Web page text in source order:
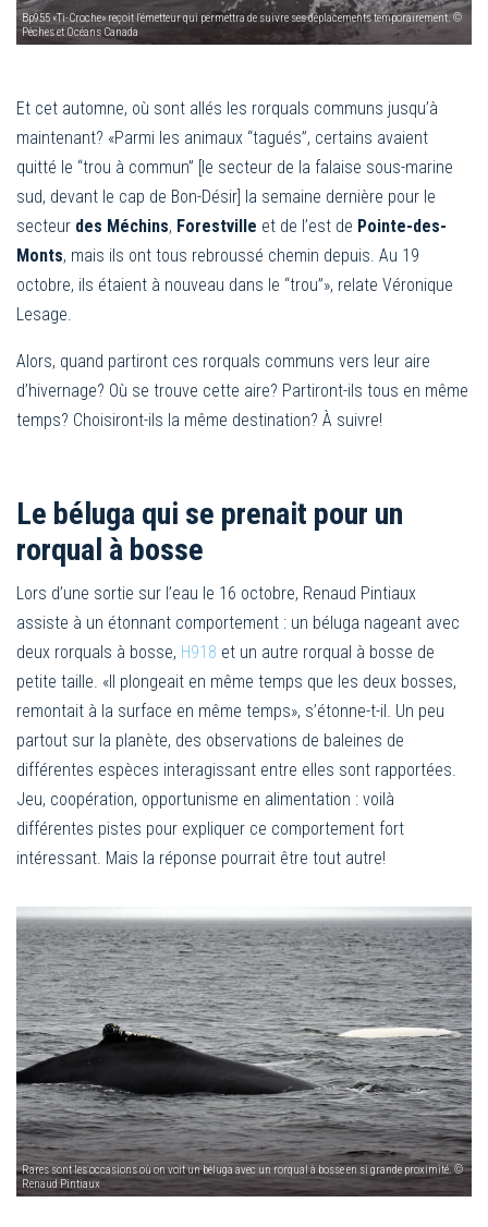
Bp955 «Ti-Croche» reçoit l'émetteur qui permettra de suivre ses déplacements temporairement. ©
Pêches et Océans Canada
Et cet automne, où sont allés les rorquals communs jusqu’à
maintenant? «Parmi les animaux “tagués”, certains avaient
quitté le “trou à commun” [le secteur de la falaise sous-marine
sud, devant le cap de Bon-Désir] la semaine dernière pour le
secteur des Méchins, Forestville et de l’est de Pointe-des-
Monts, mais ils ont tous rebroussé chemin depuis. Au 19
octobre, ils étaient à nouveau dans le “trou”», relate Véronique
Lesage.
Alors, quand partiront ces rorquals communs vers leur aire
d’hivernage? Où se trouve cette aire? Partiront-ils tous en même
temps? Choisiront-ils la même destination? À suivre!
Le béluga qui se prenait pour un
rorqual à bosse
Lors d’une sortie sur l’eau le 16 octobre, Renaud Pintiaux
assiste à un étonnant comportement : un béluga nageant avec
deux rorquals à bosse, H918 et un autre rorqual à bosse de
petite taille. «Il plongeait en même temps que les deux bosses,
remontait à la surface en même temps», s’étonne-t-il. Un peu
partout sur la planète, des observations de baleines de
différentes espèces interagissant entre elles sont rapportées.
Jeu, coopération, opportunisme en alimentation : voilà
différentes pistes pour expliquer ce comportement fort
intéressant. Mais la réponse pourrait être tout autre!
Rares sont les occasions où on voit un béluga avec un rorqual à bosse en si grande proximité. ©
Renaud Pintiaux